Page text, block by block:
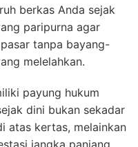
berkas Anda sejak
paripurna agar
tanpa bayang-
melelahkan.
payung hukum
dini bukan sekadar
atas kertas, melainkan
jangka panjang